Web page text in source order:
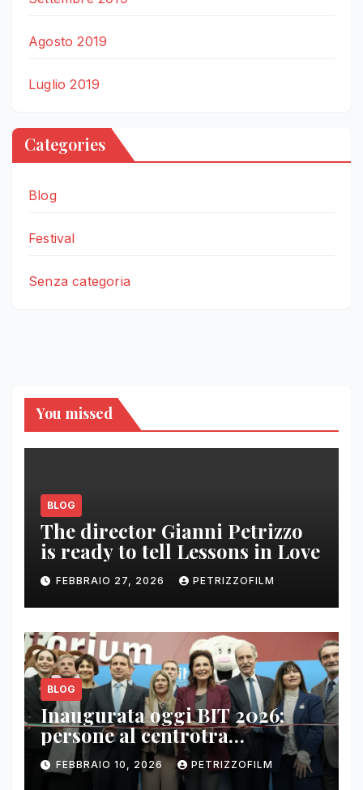
Agosto 2019
Luglio 2019
Categories
Blog
Festival
Senza categoria
You missed
BLOG
The director Gianni Petrizzo
is ready to tell Lessons in Love
FEBBRAIO 27, 2026 PETRIZZOFILM
BLOG
Inaugurata oggi BIT 2026:
persone al centrotra
contenuti, relazioni e business
FEBBRAIO 10, 2026 PETRIZZOFILM